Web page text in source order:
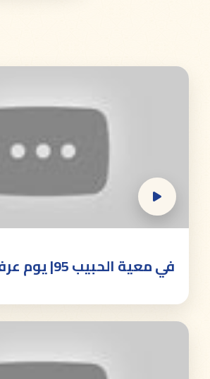
في معية الحبيب 95| يوم عرفة